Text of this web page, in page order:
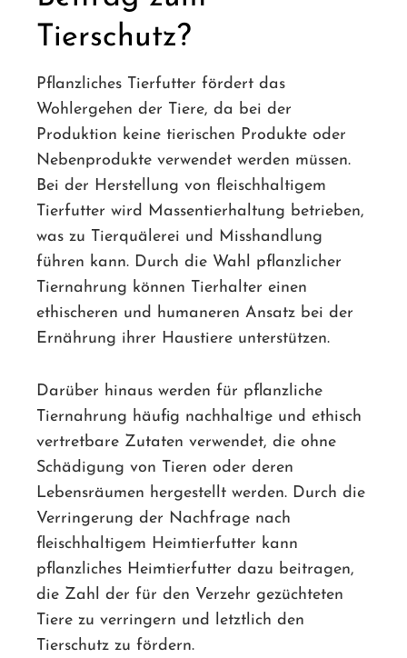
Tierschutz?
Pflanzliches Tierfutter fördert das
Wohlergehen der Tiere, da bei der
Produktion keine tierischen Produkte oder
Nebenprodukte verwendet werden müssen.
Bei der Herstellung von fleischhaltigem
Tierfutter wird Massentierhaltung betrieben,
was zu Tierquälerei und Misshandlung
führen kann. Durch die Wahl pflanzlicher
Tiernahrung können Tierhalter einen
ethischeren und humaneren Ansatz bei der
Ernährung ihrer Haustiere unterstützen.
Darüber hinaus werden für pflanzliche
Tiernahrung häufig nachhaltige und ethisch
vertretbare Zutaten verwendet, die ohne
Schädigung von Tieren oder deren
Lebensräumen hergestellt werden. Durch die
Verringerung der Nachfrage nach
fleischhaltigem Heimtierfutter kann
pflanzliches Heimtierfutter dazu beitragen,
die Zahl der für den Verzehr gezüchteten
Tiere zu verringern und letztlich den
Tierschutz zu fördern.